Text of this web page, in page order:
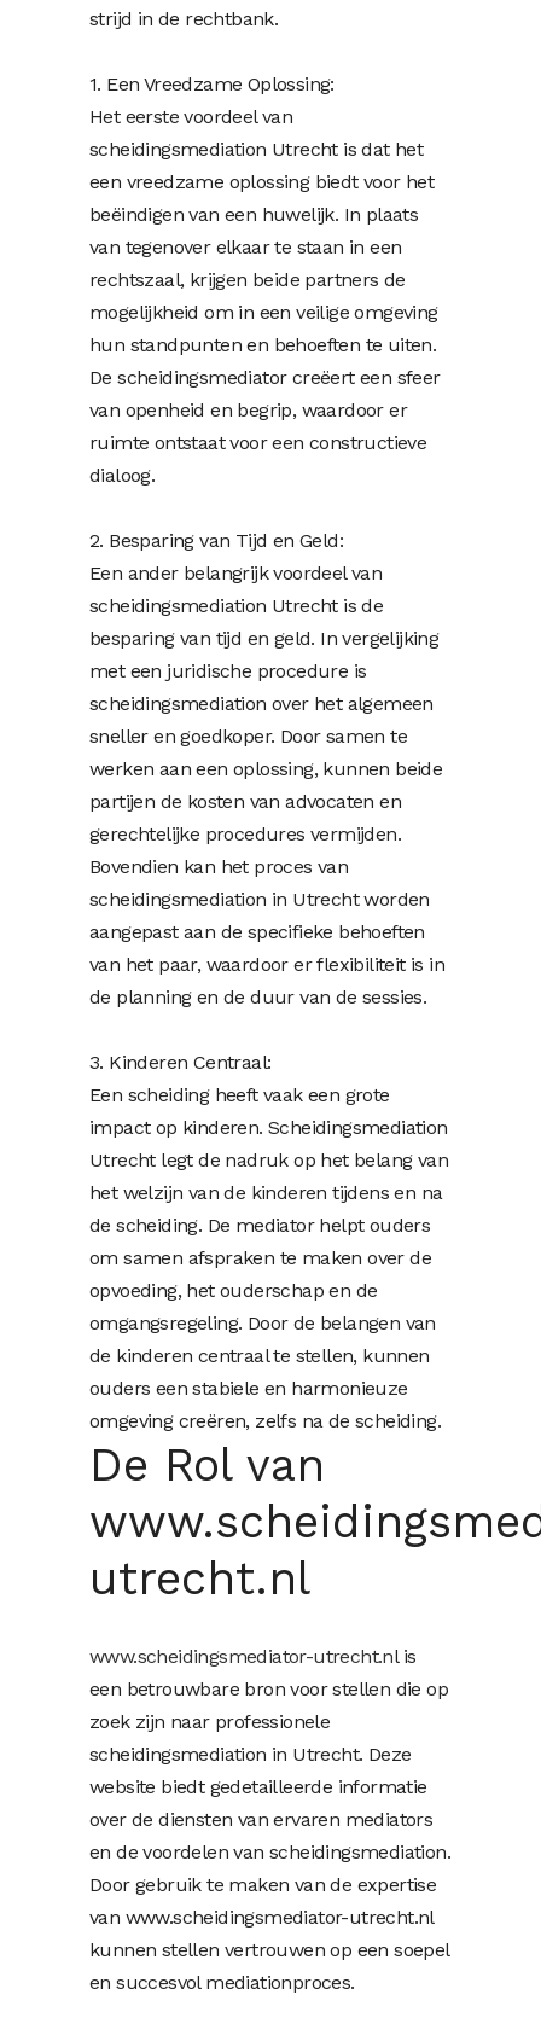
strijd in de rechtbank.
1. Een Vreedzame Oplossing:
Het eerste voordeel van
scheidingsmediation Utrecht is dat het
een vreedzame oplossing biedt voor het
beëindigen van een huwelijk. In plaats
van tegenover elkaar te staan in een
rechtszaal, krijgen beide partners de
mogelijkheid om in een veilige omgeving
hun standpunten en behoeften te uiten.
De scheidingsmediator creëert een sfeer
van openheid en begrip, waardoor er
ruimte ontstaat voor een constructieve
dialoog.
2. Besparing van Tijd en Geld:
Een ander belangrijk voordeel van
scheidingsmediation Utrecht is de
besparing van tijd en geld. In vergelijking
met een juridische procedure is
scheidingsmediation over het algemeen
sneller en goedkoper. Door samen te
werken aan een oplossing, kunnen beide
partijen de kosten van advocaten en
gerechtelijke procedures vermijden.
Bovendien kan het proces van
scheidingsmediation in Utrecht worden
aangepast aan de specifieke behoeften
van het paar, waardoor er flexibiliteit is in
de planning en de duur van de sessies.
3. Kinderen Centraal:
Een scheiding heeft vaak een grote
impact op kinderen. Scheidingsmediation
Utrecht legt de nadruk op het belang van
het welzijn van de kinderen tijdens en na
de scheiding. De mediator helpt ouders
om samen afspraken te maken over de
opvoeding, het ouderschap en de
omgangsregeling. Door de belangen van
de kinderen centraal te stellen, kunnen
ouders een stabiele en harmonieuze
omgeving creëren, zelfs na de scheiding.
De Rol van
utrecht.nl
www.scheidingsmediator-utrecht.nl is
een betrouwbare bron voor stellen die op
zoek zijn naar professionele
scheidingsmediation in Utrecht. Deze
website biedt gedetailleerde informatie
over de diensten van ervaren mediators
en de voordelen van scheidingsmediation.
Door gebruik te maken van de expertise
van www.scheidingsmediator-utrecht.nl
kunnen stellen vertrouwen op een soepel
en succesvol mediationproces.